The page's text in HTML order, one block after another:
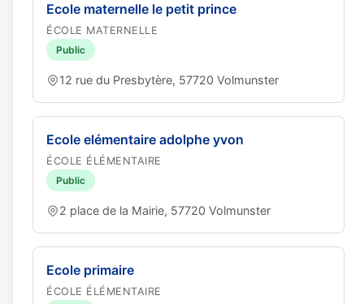
Ecole maternelle le petit prince
ÉCOLE MATERNELLE
Public
12 rue du Presbytère, 57720 Volmunster
Ecole elémentaire adolphe yvon
ÉCOLE ÉLÉMENTAIRE
Public
2 place de la Mairie, 57720 Volmunster
Ecole primaire
ÉCOLE ÉLÉMENTAIRE